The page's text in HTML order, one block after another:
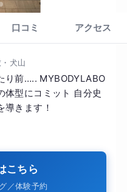
口コミ アクセス
犬山
り前….. MYBODYLABO
体型にコミット 自分史
導きます！
こちら
／体験予約